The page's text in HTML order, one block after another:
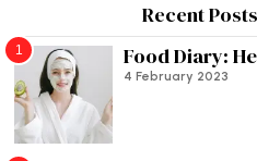
Recent
1 Food Diary:
4 February 2023